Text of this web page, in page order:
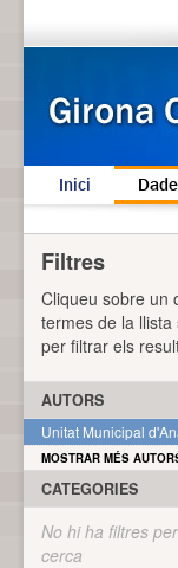
Inici
Filtres
Cliqueu sobre un
termes de la llista
per filtrar els
AUTORS
Unitat Municipal
MOSTRAR MÉS
CATEGORIES
No hi ha filtres
cerca